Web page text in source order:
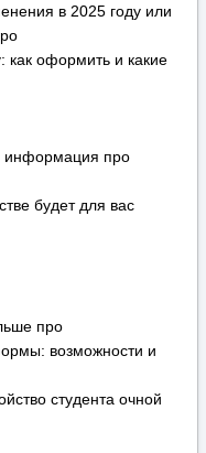
в 2025 году или
как оформить и какие
информация про
будет для вас
про
возможности и
студента очной